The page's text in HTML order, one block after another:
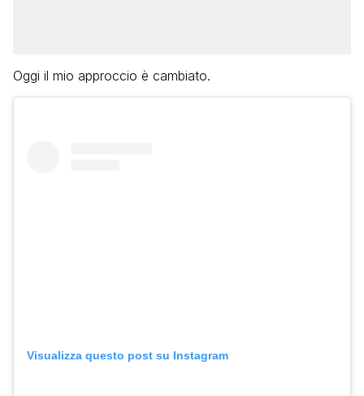
Oggi il mio approccio è cambiato.
Visualizza questo post su Instagram